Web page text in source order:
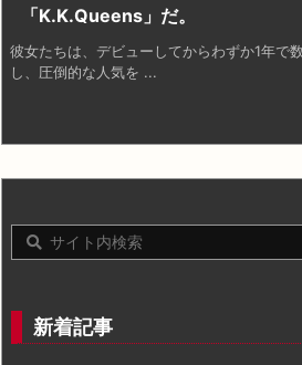
「K.K.Queens」だ。
彼女たちは、デビューしてからわずか1年で
し、圧倒的な人気を ...
新着記事